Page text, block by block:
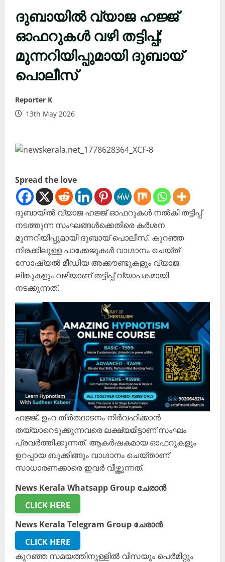
ദുബായില്‍ വ്യാജ ഹജ്ജ്
ഓഫറുകള്‍ വഴി തട്ടിപ്പ്;
മുന്നറിയിപ്പുമായി ദുബായ്
പൊലീസ്
Reporter K
13th May 2026
Spread the love
ദുബായില്‍ വ്യാജ ഹജ്ജ് ഓഫറുകള്‍ നല്‍കി തട്ടിപ്പ്
നടത്തുന്ന സംഘങ്ങള്‍ക്കെതിരെ കര്‍ശന
മുന്നറിയിപ്പുമായി ദുബായ് പൊലീസ്. കുറഞ്ഞ
നിരക്കിലുള്ള പാക്കേജുകള്‍ വാഗ്ദാനം ചെയ്ത്
സോഷ്യല്‍ മീഡിയ അക്കൗണ്ടുകളും വ്യാജ
ലിങ്കുകളും വഴിയാണ് തട്ടിപ്പ് വ്യാപകമായി
നടക്കുന്നത്.
ഹജ്ജ്, ഉംറ തീര്‍ത്ഥാടനം നിര്‍വഹിക്കാന്‍
തയ്യാറെടുക്കുന്നവരെ ലക്ഷ്യമിട്ടാണ് സംഘം
പ്രവര്‍ത്തിക്കുന്നത്. ആകര്‍ഷകമായ ഓഫറുകളും
ഉറപ്പായ ബുക്കിങ്ങും വാഗ്ദാനം ചെയ്താണ്
സാധാരണക്കാരെ ഇവര്‍ വീഴ്ത്തുന്നത്.
News Kerala Whatsapp Group ചേരാൻ
CLICK HERE
News Kerala Telegram Group ചേരാൻ
CLICK HERE
കുറഞ്ഞ സമയത്തിനുള്ളില്‍ വിസയും പെര്‍മിറ്റും